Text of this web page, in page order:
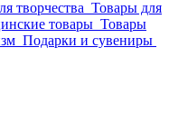
творчества Товары для
товары Товары
Подарки и сувениры